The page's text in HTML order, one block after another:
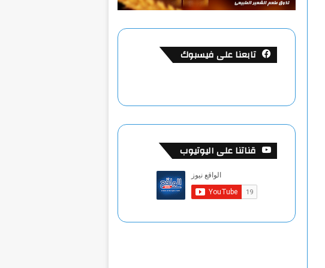
تابعنا على فيسبوك
قناتنا على اليوتيوب